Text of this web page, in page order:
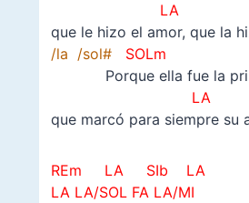
LA
que le hizo el amor, que la
/la /sol#SOLm
Porque ella fue la
LA
que marcó para siempre su
REm LA SIb LA
LA LA/SOL FA LA/MI